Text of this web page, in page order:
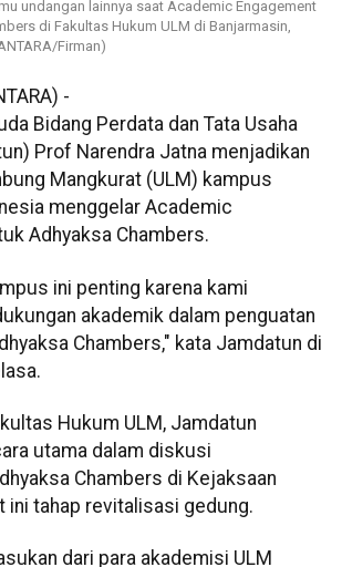
undangan lainnya saat Academic Engagement
di Fakultas Hukum ULM di Banjarmasin,
Firman)
-
Bidang Perdata dan Tata Usaha
Prof Narendra Jatna menjadikan
Mangkurat (ULM) kampus
menggelar Academic
Adhyaksa Chambers.
ini penting karena kami
akademik dalam penguatan
Chambers," kata Jamdatun di
Hukum ULM, Jamdatun
utama dalam diskusi
Chambers di Kejaksaan
ini tahap revitalisasi gedung.
dari para akademisi ULM